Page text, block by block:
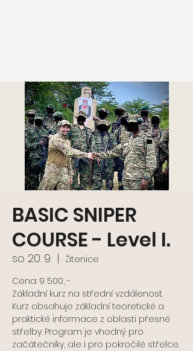
BASIC SNIPER
COURSE - Level I.
so 20. 9.
  |
Žitenice
Cena: 9 500, -
Základní kurz na střední vzdálenost.
Kurz obsahuje základní teoretické a
praktické informace z oblasti přesné
střelby. Program je vhodný pro
začátečníky, ale i pro pokročilé střelce.